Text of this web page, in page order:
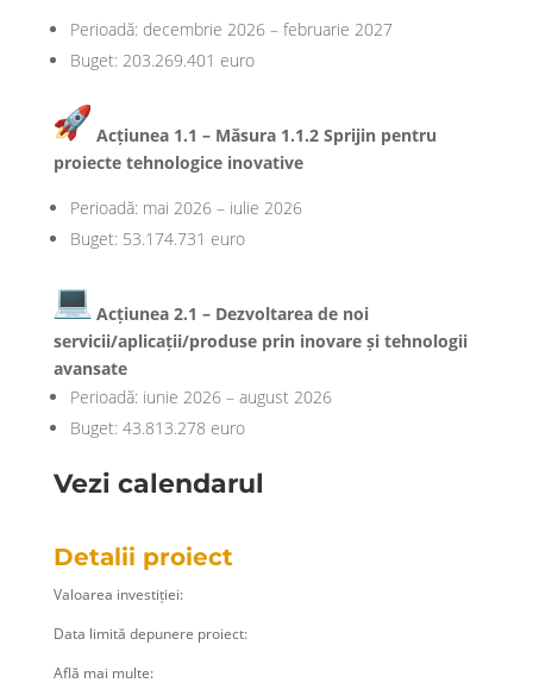
Perioadă: decembrie 2026 – februarie 2027
Buget: 203.269.401 euro
Acțiunea 1.1 – Măsura 1.1.2 Sprijin pentru
proiecte tehnologice inovative
Perioadă: mai 2026 – iulie 2026
Buget: 53.174.731 euro
Acțiunea 2.1 – Dezvoltarea de noi
servicii/aplicații/produse prin inovare și tehnologii
avansate
Perioadă: iunie 2026 – august 2026
Buget: 43.813.278 euro
Vezi calendarul
Detalii proiect
Valoarea investiției:
Data limită depunere proiect:
Află mai multe: